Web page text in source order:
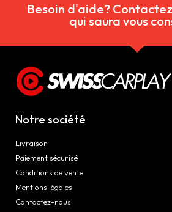
Besoin d'aide?
qui saura vous
Notre société
Livraison
Paiement sécurisé
Conditions de vente
Mentions légales
Contactez-nous